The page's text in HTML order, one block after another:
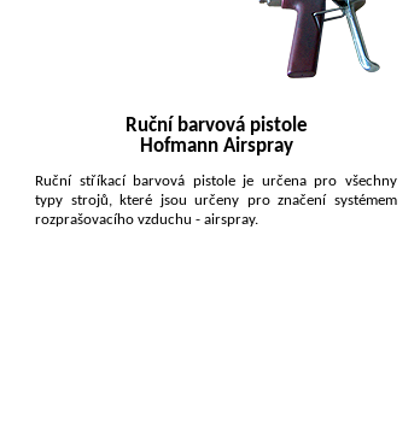
Ruční barvová pistole
Hofmann Airspray
Ruční stříkací barvová pistole je určena pro všechny
typy strojů, které jsou určeny pro značení systémem
rozprašovacího vzduchu - airspray.